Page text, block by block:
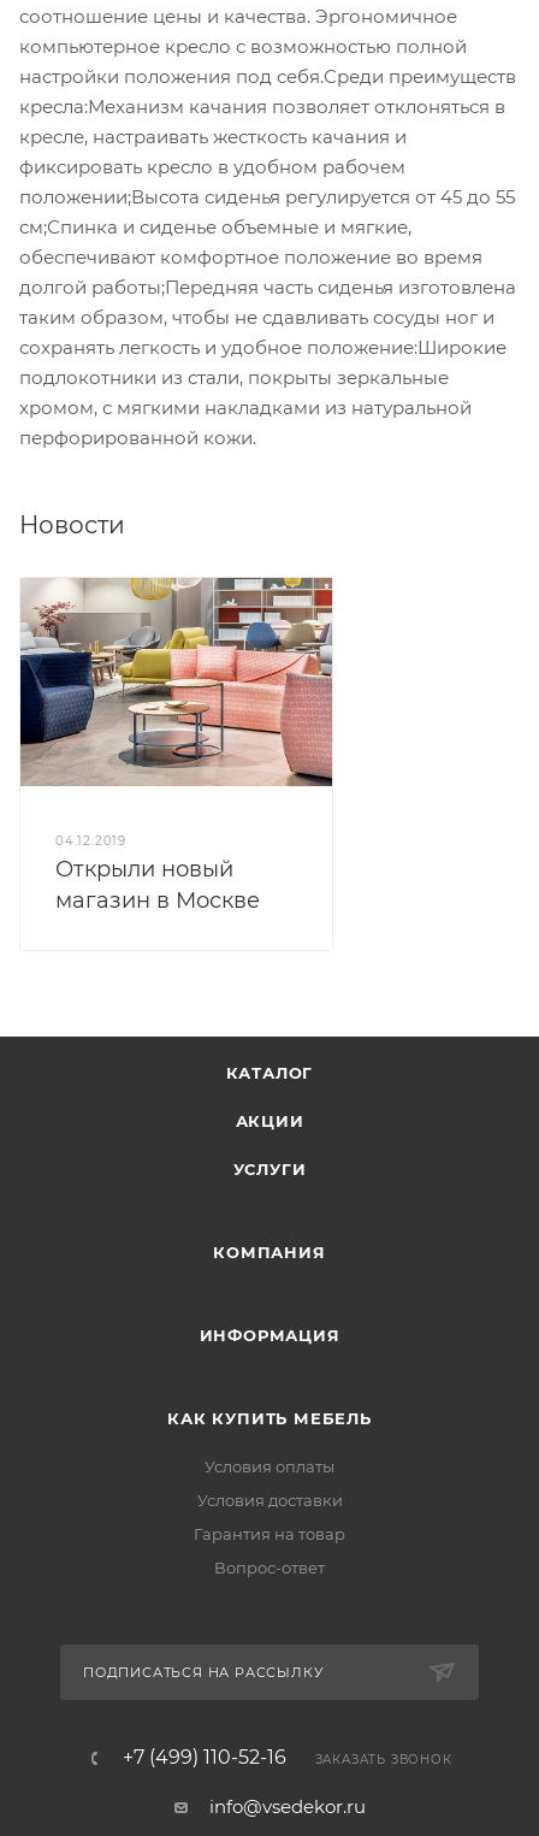
соотношение цены и качества. Эргономичное
компьютерное кресло с возможностью полной
настройки положения под себя.Среди преимуществ
кресла:Механизм качания позволяет отклоняться в
кресле, настраивать жесткость качания и
фиксировать кресло в удобном рабочем
положении;Высота сиденья регулируется от 45 до 55
см;Спинка и сиденье объемные и мягкие,
обеспечивают комфортное положение во время
долгой работы;Передняя часть сиденья изготовлена
таким образом, чтобы не сдавливать сосуды ног и
сохранять легкость и удобное положение:Широкие
подлокотники из стали, покрыты зеркальные
хромом, с мягкими накладками из натуральной
перфорированной кожи.
Новости
04.12.2019
Открыли новый
магазин в Москве
КАТАЛОГ
АКЦИИ
УСЛУГИ
КОМПАНИЯ
ИНФОРМАЦИЯ
КАК КУПИТЬ МЕБЕЛЬ
Условия оплаты
Условия доставки
Гарантия на товар
Вопрос-ответ
ПОДПИСАТЬСЯ НА РАССЫЛКУ
+7 (499) 110-52-16 ЗАКАЗАТЬ ЗВОНОК
info@vsedekor.ru